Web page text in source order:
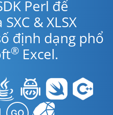
Perl để
& XLSX
định dạng phổ
® Excel.